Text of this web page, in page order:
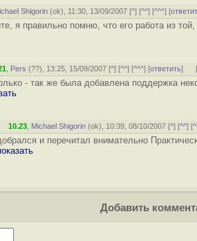
Shigorin (ok), 11:30, 13/09/2007 [^] [^^] [^^^] [
я правильно помню, что его работа из
Pers (??), 13:25, 15/09/2007 [^] [^^] [^^^] [ответить]
- так же была добавлена поддержка
10.23 Michael Shigorin (ok), 10:39, 08/10/2007 [^] [^^] [
и перечитал внимательно
Добавить